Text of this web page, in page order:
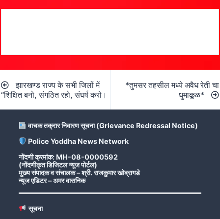
navigation
झारखण्ड राज्य के सभी जिलों में
“शिक्षित बनो, संगठित रहो, संघर्ष करो।
*तुमसर तहसील मध्ये अवैध रेती चा
धुमाकूळ*
वाचक तक्रार निवारण सूचना (Grievance Redressal Notice)
Police Yoddha News Network
नोंदणी क्रमांक: MH-08-0000592
(नोंदणीकृत डिजिटल न्यूज पोर्टल)
मुख्य संपादक व संचालक – श्री. राजकुमार खोब्रागडे
न्यूज एडिटर – अमर वासनिक
सूचना